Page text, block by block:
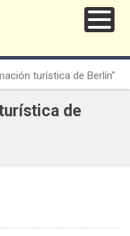
turística de Berlín"
de